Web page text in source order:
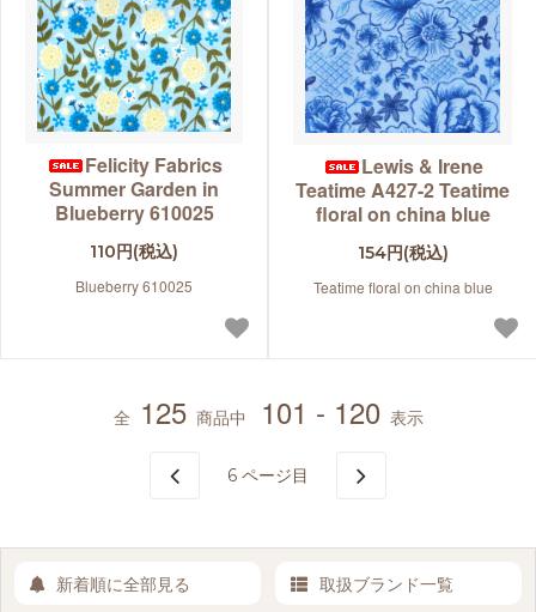
Felicity Fabrics
Summer Garden in
Blueberry 610025
110円(税込)
Blueberry 610025
Lewis & Irene
Teatime A427-2 Teatime
floral on china blue
154円(税込)
Teatime floral on china blue
全 125 商品中 101 - 120 表示
6 ページ目
新着順に全部見る 取扱ブランド一覧